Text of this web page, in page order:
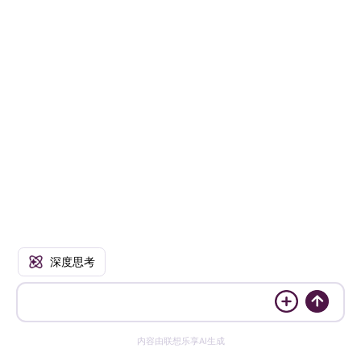
深度思考
内容由联想乐享AI生成